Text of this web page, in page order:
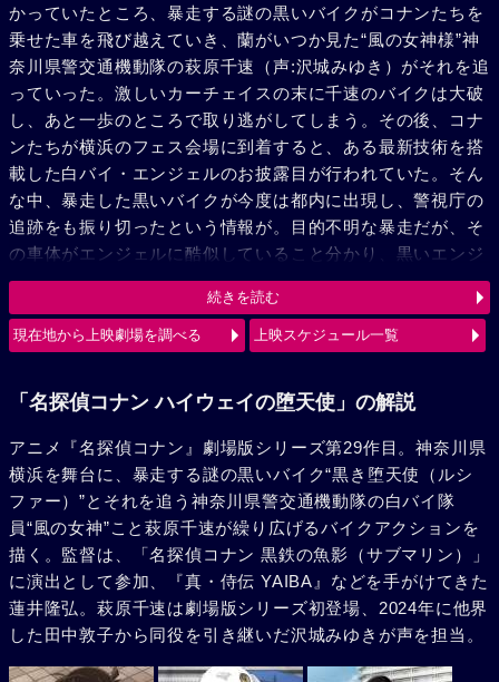
かっていたところ、暴走する謎の黒いバイクがコナンたちを
乗せた車を飛び越えていき、蘭がいつか見た“風の女神様”神
奈川県警交通機動隊の萩原千速（声:沢城みゆき）がそれを追
っていった。激しいカーチェイスの末に千速のバイクは大破
し、あと一歩のところで取り逃がしてしまう。その後、コナ
ンたちが横浜のフェス会場に到着すると、ある最新技術を搭
載した白バイ・エンジェルのお披露目が行われていた。そん
な中、暴走した黒いバイクが今度は都内に出現し、警視庁の
追跡をも振り切ったという情報が。目的不明な暴走だが、そ
の車体がエンジェルに酷似していること分かり、黒いエンジ
ェル“ルシファー”と呼び、追跡を続ける。弟の萩原研二（声:
三木眞一郎）とその同期・松田陣平（声:神奈延年）との記憶
が脳裏によぎる千速。風の女神（エンジェル）VS 黒き堕天
続きを読む
現在地から上映劇場を調べる 上映スケジュール一覧
「名探偵コナン ハイウェイの堕天使」の解説
アニメ『名探偵コナン』劇場版シリーズ第29作目。神奈川県
横浜を舞台に、暴走する謎の黒いバイク“黒き堕天使（ルシ
ファー）”とそれを追う神奈川県警交通機動隊の白バイ隊
員“風の女神”こと萩原千速が繰り広げるバイクアクションを
描く。監督は、「名探偵コナン 黒鉄の魚影（サブマリン）」
に演出として参加、『真・侍伝 YAIBA』などを手がけてきた
蓮井隆弘。萩原千速は劇場版シリーズ初登場、2024年に他界
した田中敦子から同役を引き継いだ沢城みゆきが声を担当。